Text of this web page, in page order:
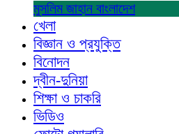
মুসলিম জাহান বাংলাদেশ
খেলা
বিজ্ঞান ও প্রযুক্তি
বিনোদন
দ্বীন-দুনিয়া
শিক্ষা ও চাকরি
ভিডিও